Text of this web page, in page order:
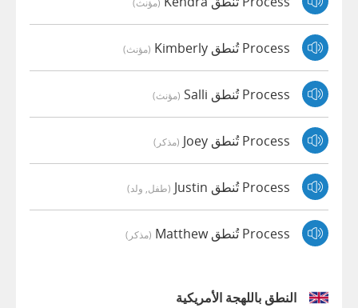
Process تُنطق Kimberly (مؤنث)
Process تُنطق Salli (مؤنث)
Process تُنطق Joey (مذكر)
Process تُنطق Justin (طفل, ولد)
Process تُنطق Matthew (مذكر)
النطق باللهجة الأمريكية